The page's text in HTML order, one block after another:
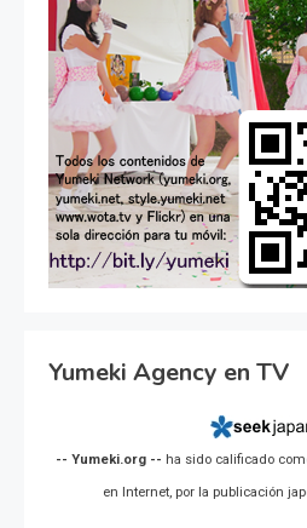
Yumeki Agency en TV
-- Yumeki.org -- ha sido calificado
en Internet, por la publicación